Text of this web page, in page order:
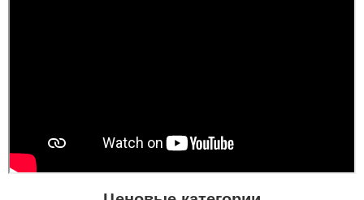
установка виконана за
зображеннях на сайті.
Дякую за чудовий